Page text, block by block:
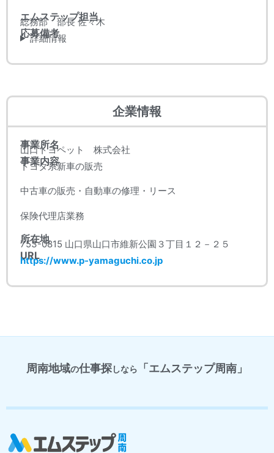
エムステップ担当
総務部 部長 佐々木
応募備考
詳細情報
企業情報
事業所名
山口トヨペット 株式会社
事業内容
トヨタ系新車の販売
中古車の販売・自動車の修理・リース
保険代理店業務
所在地
753-0815 山口県山口市維新公園３丁目１２－２５
URL
https://www.p-yamaguchi.co.jp
周南地域の仕事探しなら 「エムステップ周南」